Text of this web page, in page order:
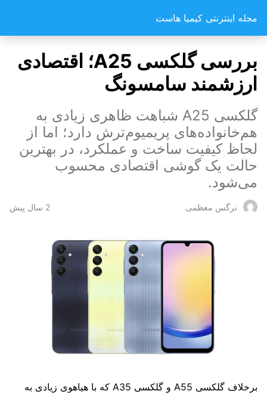
مجله اینترنتی کیمیا هاست
بررسی گلکسی A25؛ اقتصادی
ارزشمند سامسونگ
گلکسی A25 شباهت ظاهری زیادی به
هم‌خانواده‌های پریمیوم‌ترش دارد؛ اما از
لحاظ کیفیت ساخت و عملکرد، در بهترین
حالت یک گوشی اقتصادی محسوب
می‌شود.
نرگس معظمی 2 سال پیش
برخلاف گلکسی A55 و گلکسی A35 که با هیاهوی زیادی به